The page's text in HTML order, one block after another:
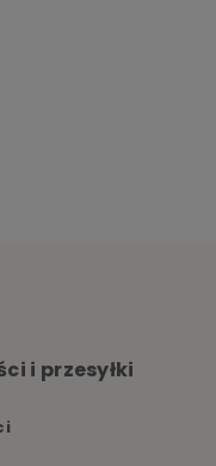
i przesyłki